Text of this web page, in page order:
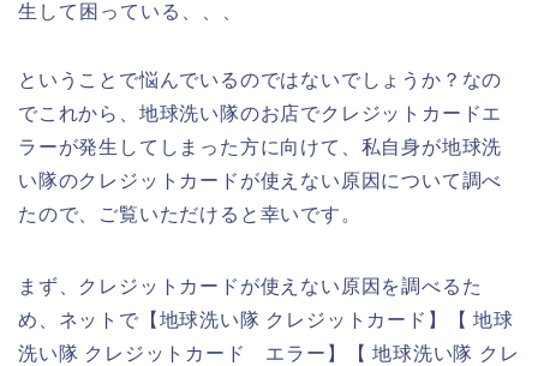
生して困っている、、、
ということで悩んでいるのではないでしょうか？なの
でこれから、地球洗い隊のお店でクレジットカードエ
ラーが発生してしまった方に向けて、私自身が地球洗
い隊のクレジットカードが使えない原因について調べ
たので、ご覧いただけると幸いです。
まず、クレジットカードが使えない原因を調べるた
め、ネットで【地球洗い隊 クレジットカード】【 地球
洗い隊 クレジットカード エラー】【 地球洗い隊 クレ